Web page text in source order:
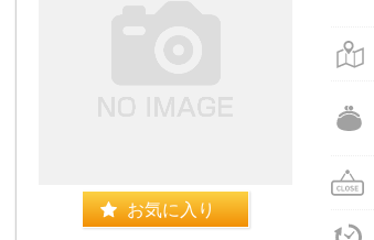
お気に入り